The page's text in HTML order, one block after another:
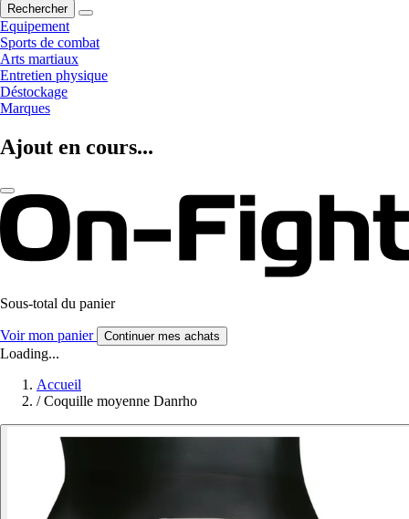
Rechercher
Equipement
Sports de combat
Arts martiaux
Entretien physique
Déstockage
Marques
Ajout en cours...
Sous-total du panier
Voir mon panier Continuer mes achats
Loading...
Accueil
/ Coquille moyenne Danrho